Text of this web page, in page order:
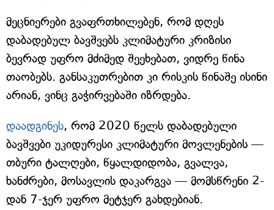
მეცნიერები გვაფრთხილებენ, რომ დღეს
დაბადებულ ბავშვებს კლიმატური კრიზისი
ბევრად უფრო მძიმედ შეეხებათ, ვიდრე წინა
თაობებს. განსაკუთრებით კი რისკის წინაშე ისინი
არიან, ვინც გაჭირვებაში იზრდება.
დაადგინეს, რომ 2020 წელს დაბადებული
ბავშვები უკიდურესი კლიმატური მოვლენების —
თბური ტალღები, წყალდიდობა, გვალვა,
ხანძრები, მოსავლის დაკარგვა — მომსწრენი 2-
დან 7-ჯერ უფრო მეტჯერ გახდებიან.